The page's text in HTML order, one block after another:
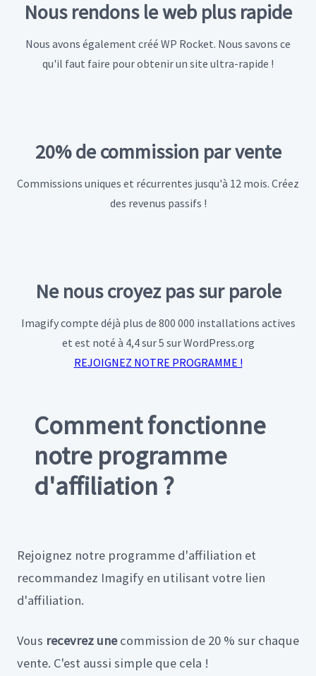
Nous rendons leweb plus rapide
Nous avons également créé WP Rocket. Nous savons ce
qu'il faut faire pour obtenir un site ultra-rapide !
20% de commission par vente
Commissions uniques et récurrentes jusqu'à 12 mois. Créez
des revenus passifs !
Ne nous croyez pas sur parole
Imagify compte déjà plus de 800 000 installations actives
et est noté à 4,4 sur 5 sur WordPress.org
REJOIGNEZ NOTRE PROGRAMME !
Comment fonctionne
notre programme
d'affiliation ?
Rejoignez notre programme d'affiliation et
recommandez Imagify en utilisant votre lien
d'affiliation.
Vous recevrez unecommission de 20 % sur chaque
vente. C'est aussi simple que cela !